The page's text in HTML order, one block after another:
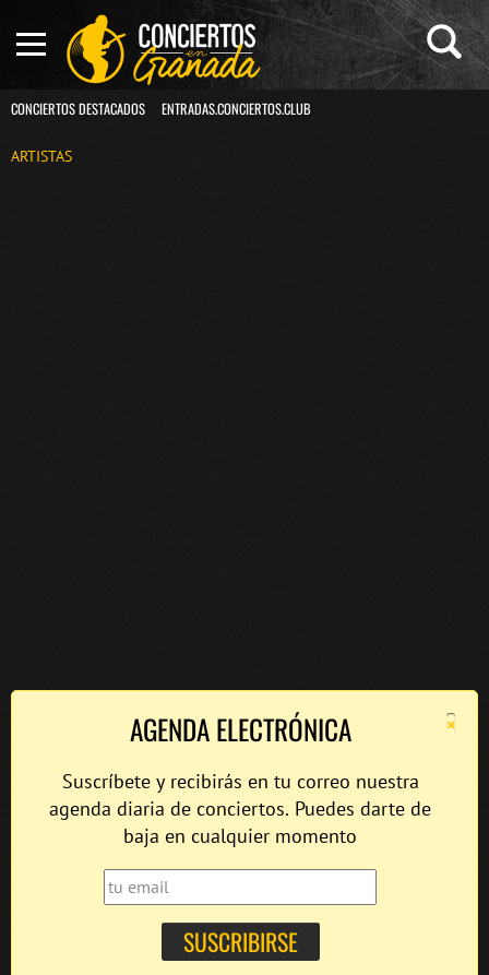
CONCIERTOS DESTACADOS ENTRADAS.CONCIERTOS.CLUB
ARTISTAS
×
AGENDA ELECTRÓNICA
Suscríbete y recibirás en tu correo nuestra
agenda diaria de conciertos. Puedes darte de
baja en cualquier momento